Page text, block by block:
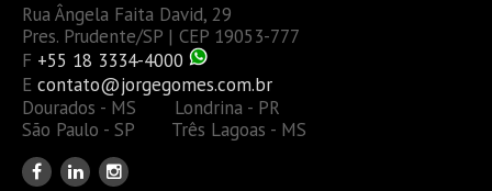
Rua Ângela Faita David, 29
Pres. Prudente/SP | CEP 19053-777
F +55 18 3334-4000
E contato@jorgegomes.com.br
Dourados - MS Londrina - PR
São Paulo - SP Três Lagoas - MS